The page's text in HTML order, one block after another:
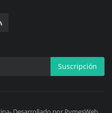
Suscripción